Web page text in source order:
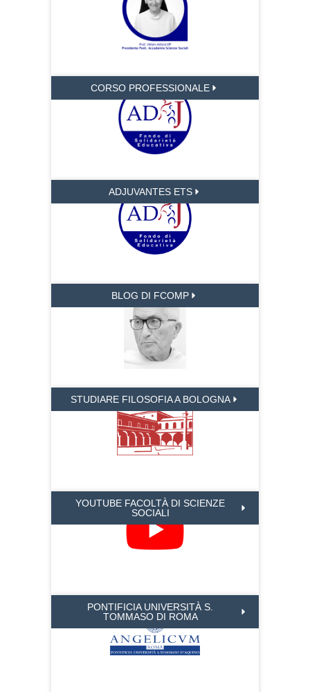
CORSO PROFESSIONALE
ADJUVANTES ETS
BLOG DI FCOMP
STUDIARE FILOSOFIA A BOLOGNA
YOUTUBE FACOLTÀ DI SCIENZE
SOCIALI
PONTIFICIA UNIVERSITÀ S.
TOMMASO DI ROMA